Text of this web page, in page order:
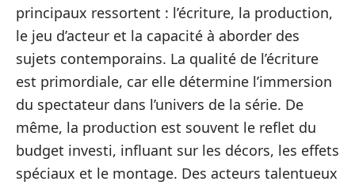
principaux ressortent : l’écriture, la production,
le jeu d’acteur et la capacité à aborder des
sujets contemporains. La qualité de l’écriture
est primordiale, car elle détermine l’immersion
du spectateur dans l’univers de la série. De
même, la production est souvent le reflet du
budget investi, influant sur les décors, les effets
spéciaux et le montage. Des acteurs talentueux